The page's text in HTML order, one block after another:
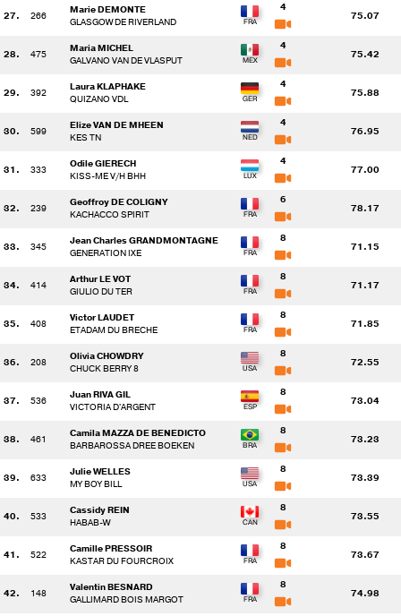
27. 266
Marie DEMONTE
GLASGOW DE RIVERLAND
4
75.07
28. 475
Maria MICHEL
GALVANO VAN DE VLASPUT
4
75.42
29. 392
Laura KLAPHAKE
QUIZANO VDL
4
75.88
30. 599
Elize VAN DE MHEEN
KES TN
4
76.95
31. 333
Odile GIERECH
KISS-ME V/H BHH
4
77.00
32. 239
Geoffroy DE COLIGNY
KACHACCO SPIRIT
6
78.17
33. 345
Jean Charles GRANDMONTAGNE
GENERATION IXE
8
71.15
34. 414
Arthur LE VOT
GIULIO DU TER
8
71.17
35. 408
Victor LAUDET
ETADAM DU BRECHE
8
71.85
36. 208
Olivia CHOWDRY
CHUCK BERRY 8
8
72.55
37. 536
Juan RIVA GIL
VICTORIA D'ARGENT
8
73.04
38. 461
Camila MAZZA DE BENEDICTO
BARBAROSSA DREE BOEKEN
8
73.23
39. 633
Julie WELLES
MY BOY BILL
8
73.39
40. 533
Cassidy REIN
HABAB-W
8
73.55
41. 522
Camille PRESSOIR
KASTAR DU FOURCROIX
8
73.67
42. 148
Valentin BESNARD
GALLIMARD BOIS MARGOT
8
74.98